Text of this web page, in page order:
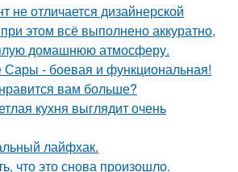
не отличается дизайнерской
этом всё выполнено аккуратно,
домашнюю атмосферу.
Сары - боевая и функциональная!
вам больше?
кухня выглядит очень
лайфхак.
что это снова произошло.